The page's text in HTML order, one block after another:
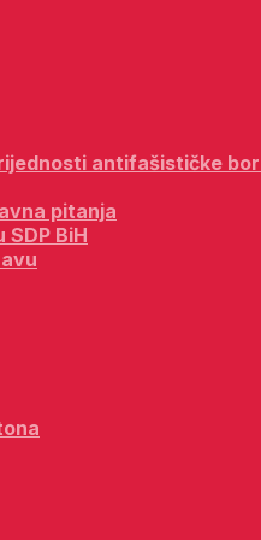
antifašističke
pitanja
BiH